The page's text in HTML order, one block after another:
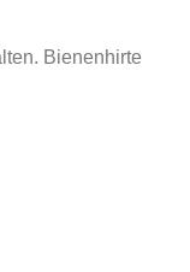
Bienenhirte